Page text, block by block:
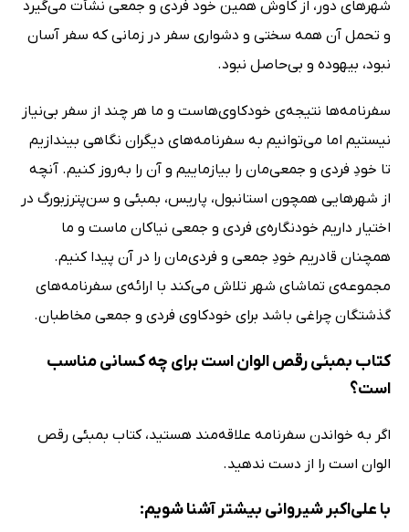
شهرهای دور، از کاوش همین خود فردی و جمعی نشأت می‌گیرد
و تحمل آن همه سختی و دشواری سفر در زمانی که سفر آسان
نبود، بیهوده و بی‌حاصل نبود.
سفرنامه‌ها نتیجه‌ی خودکاوی‌هاست و ما هر چند از سفر بی‌نیاز
نیستیم اما می‌توانیم به سفرنامه‌های دیگران نگاهی بیندازیم
تا خودِ فردی و جمعی‌مان را بیازماییم و آن را به‌روز کنیم. آنچه
از شهرهایی همچون استانبول، پاریس، بمبئی و سن‌پترزبورگ در
اختیار داریم خودنگاره‌ی فردی و جمعی نیاکان ماست و ما
همچنان قادریم خودِ جمعی و فردی‌مان را در آن پیدا کنیم.
مجموعه‌ی تماشای شهر تلاش می‌کند با ارائه‌ی سفرنامه‌های
گذشتگان چراغی باشد برای خودکاوی فردی و جمعی مخاطبان.
کتاب بمبئی رقص الوان است برای چه کسانی مناسب
است؟
اگر به خواندن سفرنامه علاقه‌مند هستید، کتاب بمبئی رقص
الوان است را از دست ندهید.
با علی‌اکبر شیروانی بیشتر آشنا شویم: